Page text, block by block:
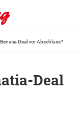
Deal vor Abschluss?
Deal